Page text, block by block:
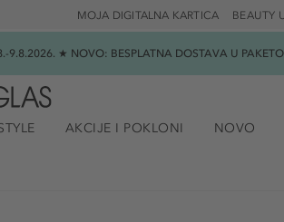
BEAUTY
MOJA DIGITALNA KARTICA
★ NOVO: BESPLATNA DOSTAVA U
AKCIJE I POKLONI NOVO